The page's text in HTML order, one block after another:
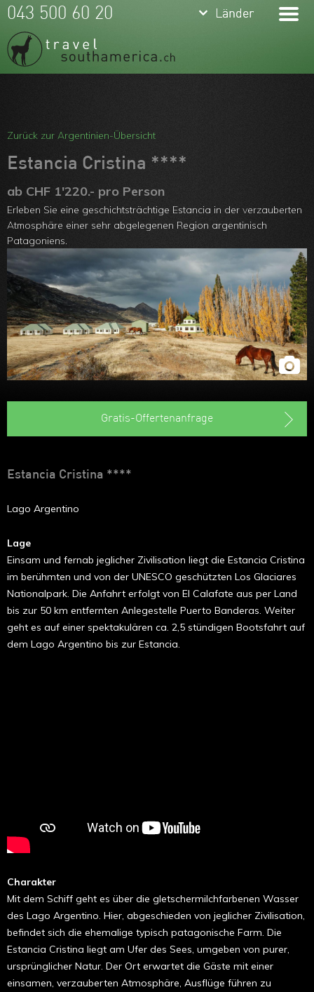
Team
Über uns
Feedbacks
Kontakt
ARVB
keyboard_arrow_down Länder
Bolivien
Guyanas
keyboard_arrow_down Länder
043 500 60 20
Zurück zur Argentinien-Übersicht
Estancia Cristina ****
ab CHF 1'220.- pro Person
Erleben Sie eine geschichtsträchtige Estancia in der verzauberten
Atmosphäre einer sehr abgelegenen Region argentinisch
Patagoniens.
Gratis-Offertenanfrage
Estancia Cristina ****
Lago Argentino
Lage
Einsam und fernab jeglicher Zivilisation liegt die Estancia Cristina
im berühmten und von der UNESCO geschützten Los Glaciares
Nationalpark. Die Anfahrt erfolgt von El Calafate aus per Land
bis zur 50 km entfernten Anlegestelle Puerto Banderas. Weiter
geht es auf einer spektakulären ca. 2,5 stündigen Bootsfahrt auf
dem Lago Argentino bis zur Estancia.
Charakter
Mit dem Schiff geht es über die gletschermilchfarbenen Wasser
des Lago Argentino. Hier, abgeschieden von jeglicher Zivilisation,
befindet sich die ehemalige typisch patagonische Farm. Die
Estancia Cristina liegt am Ufer des Sees, umgeben von purer,
ursprünglicher Natur. Der Ort erwartet die Gäste mit einer
einsamen, verzauberten Atmosphäre, Ausflüge führen zu